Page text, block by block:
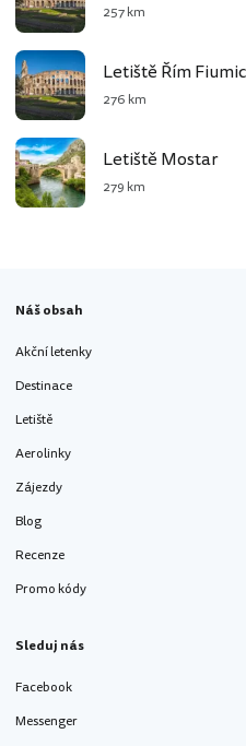
257 km
Letiště Řím
276 km
Letiště Mostar
279 km
Náš obsah
Akční letenky
Destinace
Letiště
Aerolinky
Zájezdy
Blog
Recenze
Promo kódy
Sleduj nás
Facebook
Messenger